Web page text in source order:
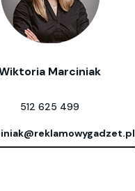
Marciniak
512 625 499